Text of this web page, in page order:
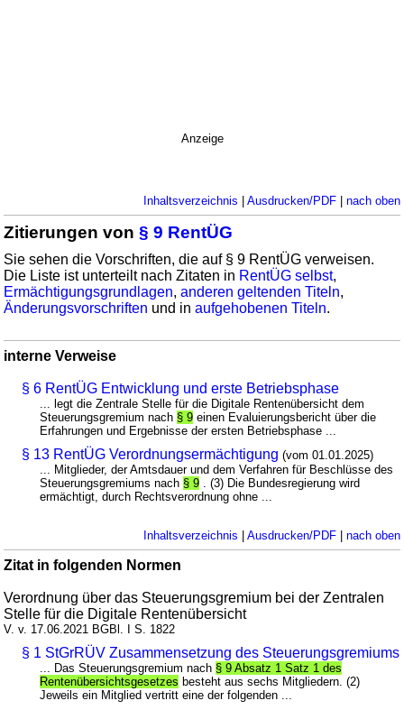
Anzeige
Inhaltsverzeichnis | Ausdrucken/PDF| nach oben
Zitierungen von§ 9 RentÜG
Sie sehen die Vorschriften, die auf § 9 RentÜG verweisen.
Die Liste ist unterteilt nach Zitaten in RentÜG selbst,
Ermächtigungsgrundlagen,anderen geltenden Titeln,
Änderungsvorschriften und inaufgehobenen Titeln.
interne Verweise
§ 6 RentÜG Entwicklung und erste Betriebsphase
... legt die Zentrale Stelle für die Digitale Rentenübersicht dem
Steuerungsgremium nach § 9 einen Evaluierungsbericht über die
Erfahrungen und Ergebnisse der ersten Betriebsphase ...
§ 13 RentÜG Verordnungsermächtigung (vom 01.01.2025)
... Mitglieder, der Amtsdauer und dem Verfahren für Beschlüsse des
Steuerungsgremiums nach § 9 . (3) Die Bundesregierung wird
ermächtigt, durch Rechtsverordnung ohne ...
Inhaltsverzeichnis | Ausdrucken/PDF| nach oben
Zitat in folgenden Normen
Verordnung über das Steuerungsgremium bei der Zentralen
Stelle für die Digitale Rentenübersicht
V. v. 17.06.2021 BGBl. I S. 1822
§ 1 StGrRÜV Zusammensetzung des Steuerungsgremiums
... Das Steuerungsgremium nach § 9 Absatz 1 Satz 1 des
Rentenübersichtsgesetzes besteht aus sechs Mitgliedern. (2)
Jeweils ein Mitglied vertritt eine der folgenden ...